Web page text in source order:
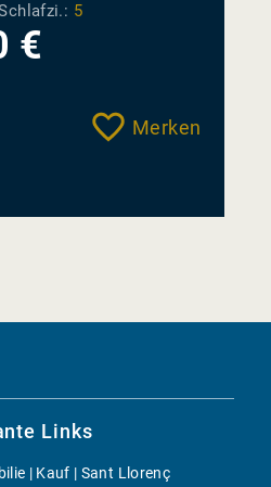
5
€
Merken
Links
| Kauf | Sant Llorenç